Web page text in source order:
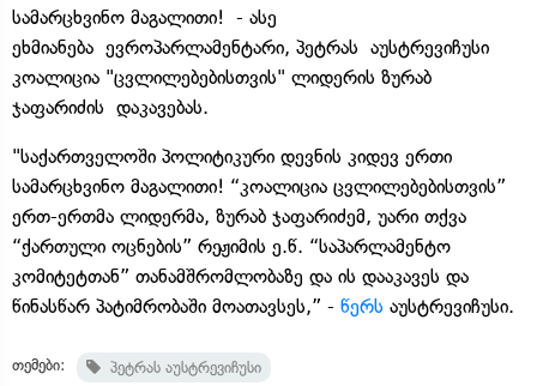
სამარცხვინო მაგალითი! - ასე
ეხმიანება ევროპარლამენტარი, პეტრას აუსტრევიჩუსი
კოალიცია "ცვლილებებისთვის" ლიდერის ზურაბ
ჯაფარიძის დაკავებას.
"საქართველოში პოლიტიკური დევნის კიდევ ერთი
სამარცხვინო მაგალითი! “კოალიცია ცვლილებებისთვის”
ერთ-ერთმა ლიდერმა, ზურაბ ჯაფარიძემ, უარი თქვა
“ქართული ოცნების” რეჟიმის ე.წ. “საპარლამენტო
კომიტეტთან” თანამშრომლობაზე და ის დააკავეს და
წინასწარ პატიმრობაში მოათავსეს,” - წერს აუსტრევიჩუსი.
თემები: პეტრას აუსტრევიჩუსი